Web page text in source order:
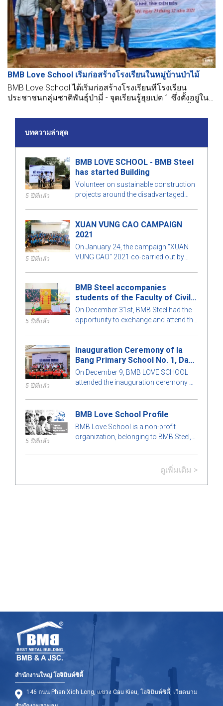
BMB Love School เริ่มก่อสร้างโรงเรียนในหมู่บ้านป่าไม้
BMB Love School ได้เริ่มก่อสร้างโรงเรียนที่โรงเรียน
ประชาชนกลุ่มชาติพันธุ์ป่ามี่ - จุดเรียนรู้ฮุยเปต 1 ซึ่งตั้งอยู่ใน
เบียน.
บทความล่าสุด
5 ปีที่แล้ว
BMB LOVE SCHOOL - BMB Steel
has started Building
Volunteer on sustainable construction
projects around the disadvantaged
developing accommodation and
creating good conditional education in
Dak Glei, Kontum
5 ปีที่แล้ว
XUAN VUNG CAO CAMPAIGN
2021
On January 24, the campaign "XUAN
VUNG CAO" 2021 co-carried out by
Minh City University of Architecture, the
companion of Son Dura Vietnam Co.,
Ltd. has ended successfully.
5 ปีที่แล้ว
BMB Steel accompanies
students of the Faculty of Civil
Engineering
On December 31st, BMB Steel had the
opportunity to exchange and attend the
Ho Chi Minh City University of
Technology
5 ปีที่แล้ว
Inauguration Ceremony of Ia
Bang Primary School No. 1, Dak
Doa district, Gia Lai province.
On December 9, BMB LOVE SCHOOL
attended the inauguration ceremony of
district, Gia Lai Province.
5 ปีที่แล้ว
BMB Love School Profile
BMB Love School is a non-profit
organization, belonging to BMB Steel,
environment for children in
ดูเพิ่มเติม >
สำนักงานใหญ่ โฮจิมินห์ซิตี้
146 ถนน Phan Xich Long, แขวง Cau Kieu, โฮจิมินห์ซิตี้, เวียดนาม